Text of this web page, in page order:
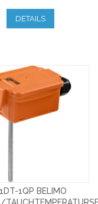
DETAILS
1QP BELIMO